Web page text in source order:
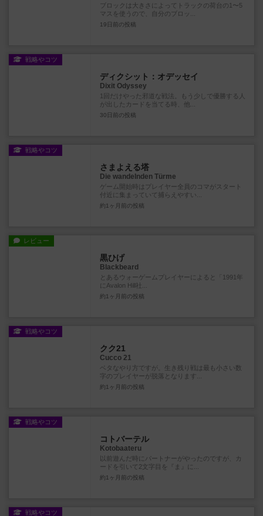
ブロックは大きさによってトラックの荷台の1〜5
マスを使うので、自分のブロッ...
19日前 の投稿
戦略やコツ
ディクシット：オデッセイ
Dixit Odyssey
1回だけやった邪道な戦法。もう少しで優勝する人
が出したカードを当てる時、他...
30日前 の投稿
戦略やコツ
さまよえる塔
Die wandelnden Türme
ゲーム開始時はプレイヤー全員のコマがスタート
付近に集まっていて捕らえやすい...
約1ヶ月前 の投稿
レビュー
黒ひげ
Blackbeard
とあるウォーゲームプレイヤーによると「1991年
にAvalon Hill社...
約1ヶ月前 の投稿
戦略やコツ
クク21
Cucco 21
ベタなやり方ですが。生き残り戦は最も小さい数
字のプレイヤーが脱落となります...
約1ヶ月前 の投稿
戦略やコツ
コトバーテル
Kotobaateru
以前遊んだ時にパートナーがやったのですが、カ
ードを引いて2文字目を『ま』に...
約1ヶ月前 の投稿
戦略やコツ